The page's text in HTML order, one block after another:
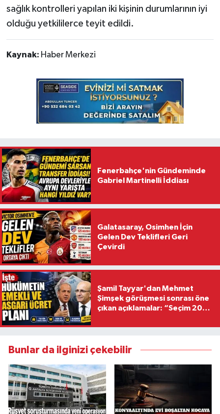
sağlık kontrolleri yapılan iki kişinin durumlarının iyi
olduğu yetkililerce teyit edildi.
Kaynak: Haber Merkezi
Fenerbahçe'nin Gündeminde
Gabriel Martinelli İddiası
Galatasaray, Osimhen İçin
Gelen Dev Teklifleri Geri
Çevirdi
Şamil Tayyar'dan Mehmet
Şimşek görüşmesi sonrası öne
çıkan açıklamalar: “Seçim 2028
Bunlar da ilginizi çekebilir